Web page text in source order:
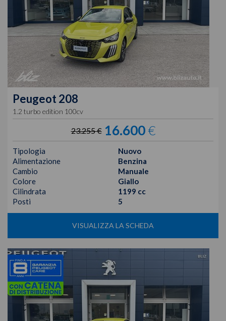
Peugeot 208
1.2 turbo edition 100cv
23.255 € 16.600€
Tipologia
Nuovo
Alimentazione
Benzina
Cambio
Manuale
Colore
Giallo
Cilindrata
1199 cc
Posti
5
VISUALIZZA LA SCHEDA